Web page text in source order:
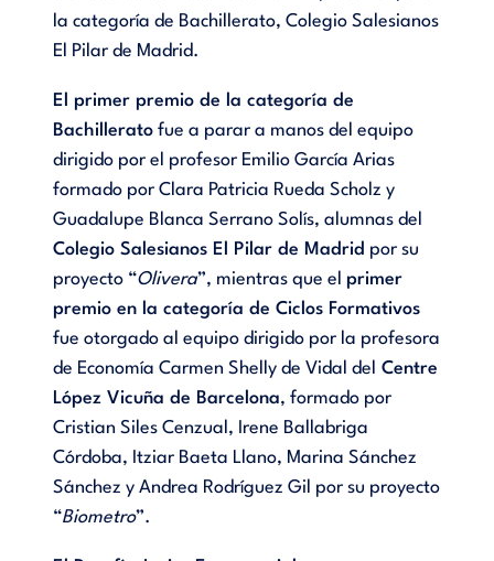
la categoría de Bachillerato, Colegio Salesianos
El Pilar de Madrid.
El primer premio de la categoría de
Bachilleratofue a parar a manos del equipo
dirigido por el profesor Emilio García Arias
formado por Clara Patricia Rueda Scholz y
Guadalupe Blanca Serrano Solís, alumnas del
Colegio Salesianos El Pilar de Madrid por su
proyecto “Olivera”, mientras que el primer
premio en la categoría de Ciclos Formativos
fue otorgado al equipo dirigido por la profesora
de Economía Carmen Shelly de Vidal del Centre
López Vicuña de Barcelona, formado por
Cristian Siles Cenzual, Irene Ballabriga
Córdoba, Itziar Baeta Llano, Marina Sánchez
Sánchez y Andrea Rodríguez Gil por su proyecto
“Biometro”.